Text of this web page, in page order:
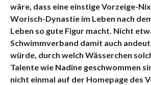
wäre, dass eine einstige Vorzeige-
Worisch-Dynastie im Leben nach
Leben so gute Figur macht. Nicht
Schwimmverband damit auch
würde, durch welch Wässerchen
Talente wie Nadine geschwommen
nicht einmal auf der Homepage des